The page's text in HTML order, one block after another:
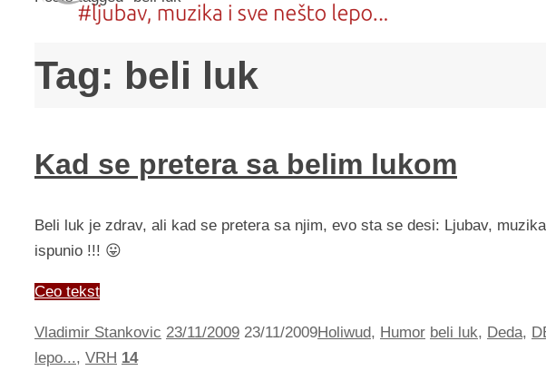
Tag: beli luk
Kad se pretera sa belim lukom
Beli luk je zdrav, ali kad se pretera sa njim, evo sta se desi: Ljubav,
ispunio !!! 😛
Ceo tekst
Vladimir Stankovic 23/11/2009 23/11/2009Holiwud, Humor beli luk, Deda,
lepo..., VRH 14